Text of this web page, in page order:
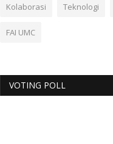
Kolaborasi Teknologi
FAI UMC
VOTING POLL